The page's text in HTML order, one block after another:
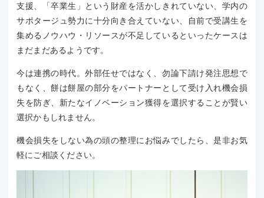
支援、「卒業生」という財産を活かしきれていない、学内の
サポタージュ勢力に十分向き合えていない、自前で受講生を
集めるノウハウ・リソースが不足しているといったケースは
まだまだあるようです。
今は連携の時代。外部任せではなく、勿論下請け発注思想で
もなく、餅は餅屋の部分をパートナーとして受け入れ機会損
失を防ぎ、新たなイノベーション獲得を選択することが賢い
選択かもしれません。
機会損失をしない為の頭の整理にお悩みでしたら、是非お気
軽にご相談ください。